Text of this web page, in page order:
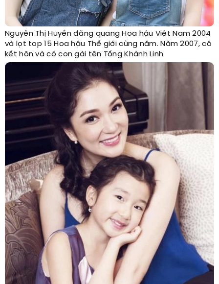
Nguyễn Thị Huyền đăng quang Hoa hậu Việt Nam 2004
và lọt top 15 Hoa hậu Thế giới cùng năm. Năm 2007, cô
kết hôn và có con gái tên Tống Khánh Linh